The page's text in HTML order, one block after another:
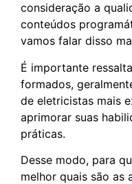
consideração a
conteúdos
vamos falar disso
É importante
formados,
de eletricistas mais
aprimorar suas
práticas.
Desse modo, para
melhor quais são as